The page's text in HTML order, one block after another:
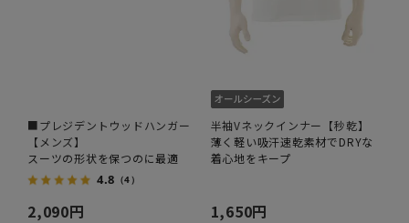
■プレジデントウッドハンガー
【メンズ】
スーツの形状を保つのに最適
4.8 （4）
2,090円
半袖Vネックインナー【秒乾】
薄く軽い吸汗速乾素材でDRYな
着心地をキープ
1,650円